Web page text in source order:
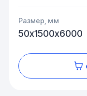
Размер, мм
50х1500х6000